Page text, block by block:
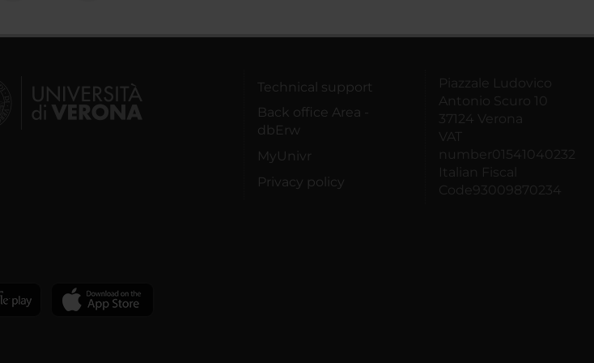
Technical support
Back office Area -
dbErw
MyUnivr
Privacy policy
Piazzale Ludovico
Antonio Scuro 10
37124 Verona
VAT
number01541040232
Italian Fiscal
Code93009870234